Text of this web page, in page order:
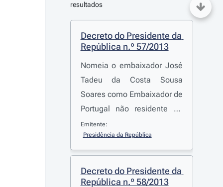
resultados
Decreto do Presidente da
República n.º 57/2013
Nomeia o embaixador José
Tadeu da Costa Sousa
Soares como Embaixador de
Portugal não residente no
Principado de Andorra
Emitente:
Presidência da República
Decreto do Presidente da
República n.º 58/2013